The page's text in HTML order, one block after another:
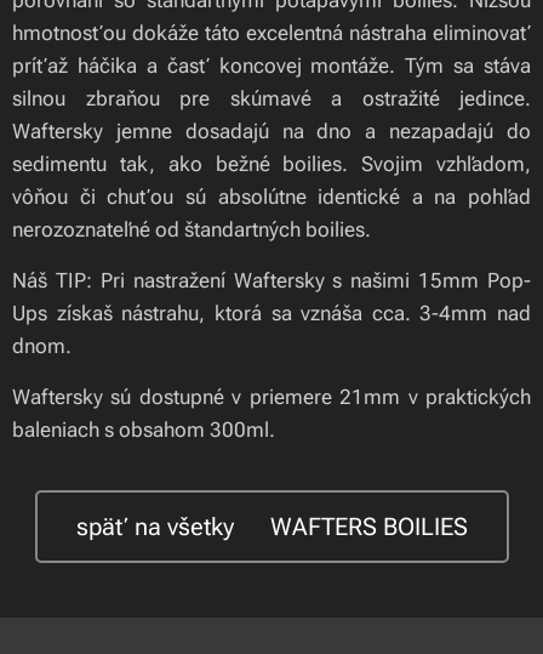
hmotnosťou dokáže táto excelentná nástraha eliminovať
príťaž háčika a časť koncovej montáže. Tým sa stáva
silnou zbraňou pre skúmavé a ostražité jedince.
Waftersky jemne dosadajú na dno a nezapadajú do
sedimentu tak, ako bežné boilies. Svojim vzhľadom,
vôňou či chuťou sú absolútne identické a na pohľad
nerozoznateľné od štandartných boilies.
Náš TIP: Pri nastražení Waftersky s našimi 15mm Pop-
Ups získaš nástrahu, ktorá sa vznáša cca. 3-4mm nad
dnom.
Waftersky sú dostupné v priemere 21mm v praktických
baleniach s obsahom 300ml.
späť na všetky 🍃WAFTERS BOILIES